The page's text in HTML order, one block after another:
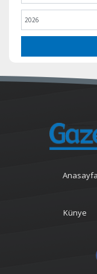
Anasayfa
Künye